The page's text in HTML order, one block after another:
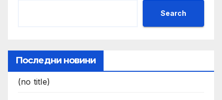
Search
Последни новини
(no title)